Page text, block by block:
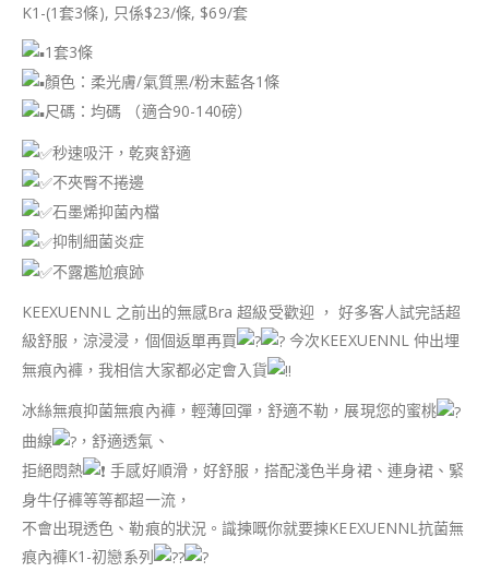
K1-(1套3條), 只係$23/條, $69/套
1套3條
顏色：柔光膚/氣質黑/粉末藍各1條
尺碼：均碼 （適合90-140磅）
秒速吸汗，乾爽舒適
不夾臀不捲邊
石墨烯抑菌內檔
抑制細菌炎症
不露尷尬痕跡
KEEXUENNL 之前出的無感Bra 超級受歡迎 ， 好多客人試完話超
級舒服，涼浸浸，個個返單再買
今次KEEXUENNL 仲出埋
無痕內褲，我相信大家都必定會入貨
冰絲無痕抑菌無痕內褲，輕薄回彈，舒適不勒，展現您的蜜桃
曲線
，舒適透氣、
拒絕悶熱
手感好順滑，好舒服，搭配淺色半身裙、連身裙、緊
身牛仔褲等等都超一流，
不會出現透色、勒痕的狀況。識揀嘅你就要揀KEEXUENNL抗菌無
痕內褲K1-初戀系列